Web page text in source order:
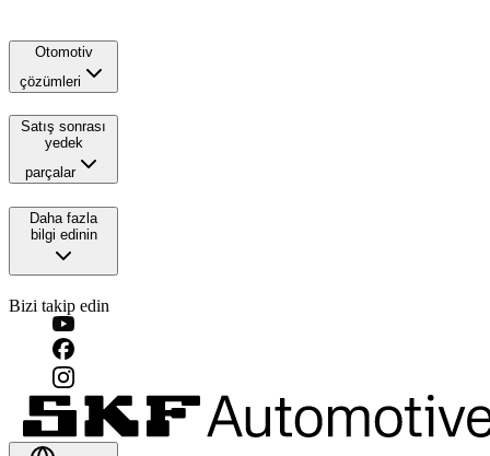
Otomotiv
çözümleri
Satış sonrası
yedek
parçalar
Daha fazla
bilgi edinin
Bizi takip edin